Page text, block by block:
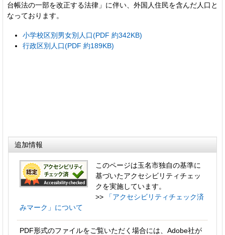
台帳法の一部を改正する法律」に伴い、外国人住民を含んだ人口と
なっております。
小学校区別男女別人口(PDF 約342KB)
行政区別人口(PDF 約189KB)
追加情報
このページは玉名市独自の基準に
基づいたアクセシビリティチェッ
クを実施しています。
>>
「アクセシビリティチェック済
みマーク」について
PDF形式のファイルをご覧いただく場合には、Adobe社が